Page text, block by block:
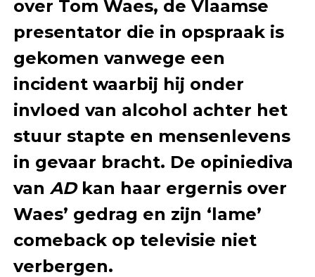
over Tom Waes, de Vlaamse
presentator die in opspraak is
gekomen vanwege een
incident waarbij hij onder
invloed van alcohol achter het
stuur stapte en mensenlevens
in gevaar bracht. De opiniediva
van ADkan haar ergernis over
Waes’ gedrag en zijn ‘lame’
comeback op televisie niet
verbergen.